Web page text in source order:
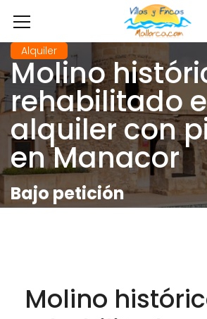
Alquiler
Molino
rehabilitado
alquiler con
en Manacor
Bajo petición
Molino